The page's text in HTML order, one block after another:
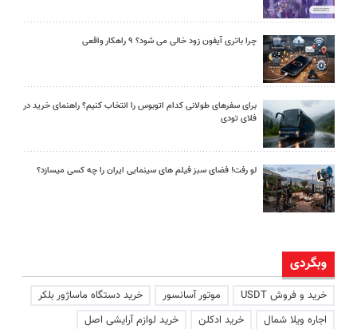
چرا باتری آیفون زود خالی می شود؟ ۹ راهکار واقعی
برای سفرهای طولانی کدام اتوبوس را انتخاب کنیم؟ راهنمای خرید در
فلای تودی
لو رفت! فضای سبز فیلم های سینمایی ایران را چه کسی میسازد؟
وبگردی
خرید و فروش USDT موتور آسانسور
خرید دستگاه ماساژور بلکر
اجاره ویلا شمال
خرید ادکلن
خرید لوازم آرایشی اصل